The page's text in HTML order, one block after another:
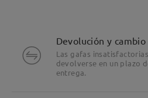
Devolución y
Las gafas
devolverse en un plazo
entrega.